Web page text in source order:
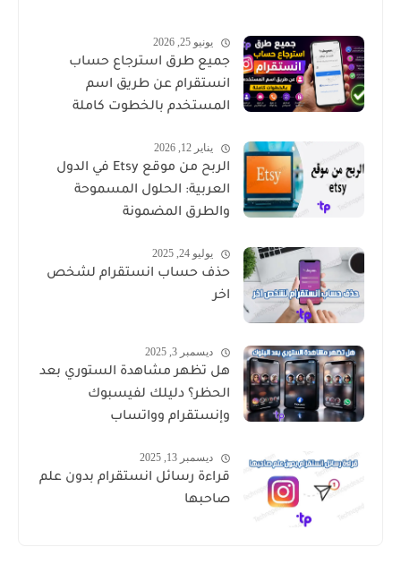
يونيو 25, 2026
جميع طرق استرجاع حساب
انستقرام عن طريق اسم
المستخدم بالخطوت كاملة
يناير 12, 2026
الربح من موقع Etsy في الدول
العربية: الحلول المسموحة
والطرق المضمونة
يوليو 24, 2025
حذف حساب انستقرام لشخص
اخر
ديسمبر 3, 2025
هل تظهر مشاهدة الستوري بعد
الحظر؟ دليلك لفيسبوك
وإنستقرام وواتساب
ديسمبر 13, 2025
قراءة رسائل انستقرام بدون علم
صاحبها